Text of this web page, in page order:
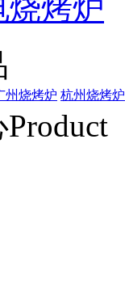
烧烤炉
州烧烤炉 杭州烧烤炉
Product